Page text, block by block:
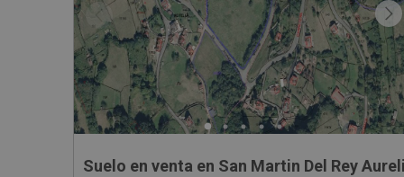
Suelo en venta en San Martin Del Rey